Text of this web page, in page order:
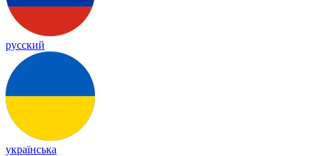
русский
українська